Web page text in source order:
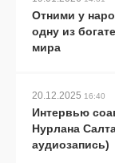
Отними у
одну из
мира
20.12.2025 16:40
Интервью
Нурлана
аудиозапись)